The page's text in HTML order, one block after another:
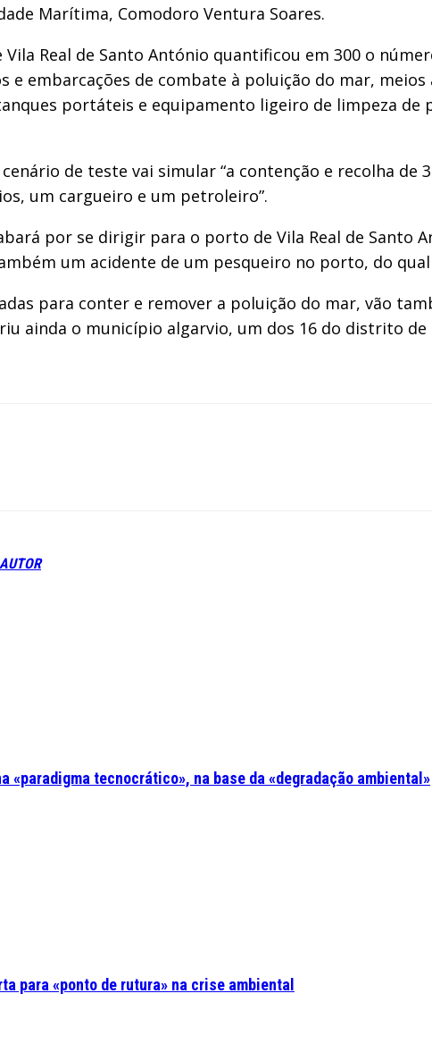
Marítima, Comodoro Ventura Soares.
Vila Real de Santo António quantificou em 300 o
e embarcações de combate à poluição do mar,
portáteis e equipamento ligeiro de limpeza
de teste vai simular “a contenção e recolha
um cargueiro e um petroleiro”.
por se dirigir para o porto de Vila Real de Santo
um acidente de um pesqueiro no porto, do
para conter e remover a poluição do mar, vão
ainda o município algarvio, um dos 16 do distrito de
«paradigma tecnocrático», na base da «degradação ambiental»
para «ponto de rutura» na crise ambiental